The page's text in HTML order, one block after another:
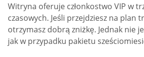
Witryna oferuje członkostwo VIP w
czasowych. Jeśli przejdziesz na plan
otrzymasz dobrą zniżkę. Jednak nie
jak w przypadku pakietu